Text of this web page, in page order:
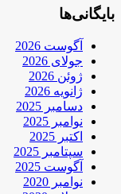
بایگانی‌ها
آگوست 2026
جولای 2026
ژوئن 2026
ژانویه 2026
دسامبر 2025
نوامبر 2025
اکتبر 2025
سپتامبر 2025
آگوست 2025
نوامبر 2020